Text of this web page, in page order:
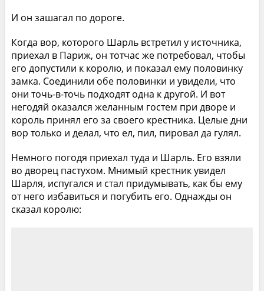
И он зашагал по дороге.
Когда вор, которого Шарль встретил у источника,
приехал в Париж, он тотчас же потребовал, чтобы
его допустили к королю, и показал ему половинку
замка. Соединили обе половинки и увидели, что
они точь-в-точь подходят одна к другой. И вот
негодяй оказался желанным гостем при дворе и
король принял его за своего крестника. Целые дни
вор только и делал, что ел, пил, пировал да гулял.
Немного погодя приехал туда и Шарль. Его взяли
во дворец пастухом. Мнимый крестник увидел
Шарля, испугался и стал придумывать, как бы ему
от него избавиться и погубить его. Однажды он
сказал королю: